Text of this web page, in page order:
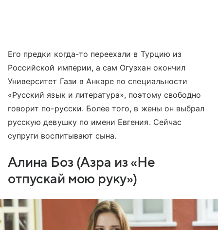
Его предки когда-то переехали в Турцию из
Российской империи, а сам Огузхан окончил
Университет Гази в Анкаре по специальности
«Русский язык и литература», поэтому свободно
говорит по-русски. Более того, в жены он выбрал
русскую девушку по имени Евгения. Сейчас
супруги воспитывают сына.
Алина Боз (Азра из «Не
отпускай мою руку»)